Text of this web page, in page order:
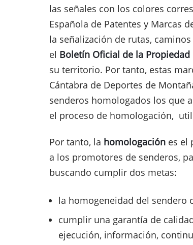
las señales con los colores
Española de Patentes y Marcas
la señalización de rutas,
el Boletín Oficial de la
su territorio. Por tanto, estas
Cántabra de Deportes de
senderos homologados los que
el proceso de homologación,
Por tanto, la homologación es el
a los promotores de senderos,
buscando cumplir dos metas:
la homogeneidad del sendero
cumplir una garantía de
ejecución, información,